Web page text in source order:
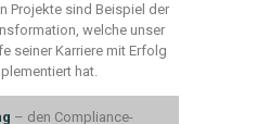
Projekte sind Beispiel der
, welche unser
seiner Karriere mit Erfolg
hat.
– den Compliance-